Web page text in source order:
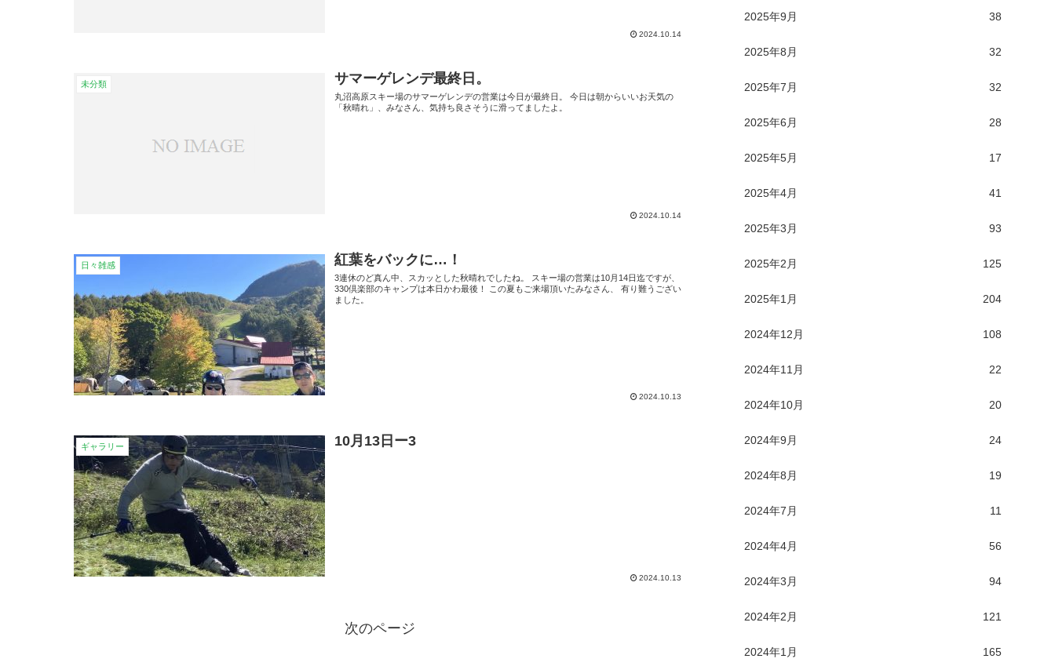
2024.10.14
未分類 サマーゲレンデ最終日。
丸沼高原スキー場のサマーゲレンデの営業は今日が最終日。 今日は朝からいいお天気の
「秋晴れ」、みなさん、気持ち良さそうに滑ってましたよ。
2024.10.14
日々雑感 紅葉をバックに…！
3連休のど真ん中、スカッとした秋晴れでしたね。 スキー場の営業は10月14日迄ですが、
330倶楽部のキャンプは本日かわ最後！ この夏もご来場頂いたみなさん、 有り難うござい
ました。
2024.10.13
ギャラリー 10月13日ー3
2024.10.13
次のページ
2025年9月 38
2025年8月 32
2025年7月 32
2025年6月 28
2025年5月 17
2025年4月 41
2025年3月 93
2025年2月 125
2025年1月 204
2024年12月 108
2024年11月 22
2024年10月 20
2024年9月 24
2024年8月 19
2024年7月 11
2024年4月 56
2024年3月 94
2024年2月 121
2024年1月 165